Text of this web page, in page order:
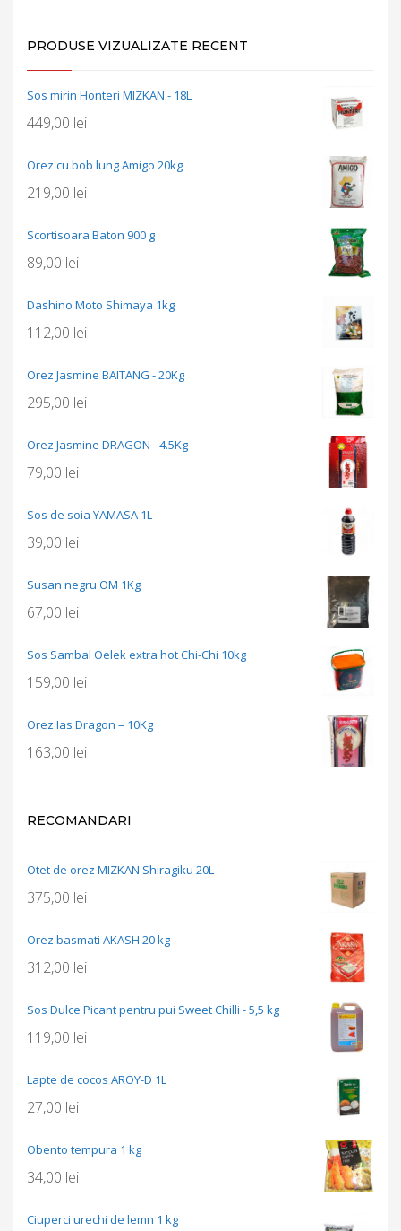
PRODUSE VIZUALIZATE RECENT
Sos mirin Honteri MIZKAN - 18L
449,00 lei
Orez cu bob lung Amigo 20kg
219,00 lei
Scortisoara Baton 900 g
89,00 lei
Dashino Moto Shimaya 1kg
112,00 lei
Orez Jasmine BAITANG - 20Kg
295,00 lei
Orez Jasmine DRAGON - 4.5Kg
79,00 lei
Sos de soia YAMASA 1L
39,00 lei
Susan negru OM 1Kg
67,00 lei
Sos Sambal Oelek extra hot Chi-Chi 10kg
159,00 lei
Orez Ias Dragon – 10Kg
163,00 lei
RECOMANDARI
Otet de orez MIZKAN Shiragiku 20L
375,00 lei
Orez basmati AKASH 20 kg
312,00 lei
Sos Dulce Picant pentru pui Sweet Chilli - 5,5 kg
119,00 lei
Lapte de cocos AROY-D 1L
27,00 lei
Obento tempura 1 kg
34,00 lei
Ciuperci urechi de lemn 1 kg